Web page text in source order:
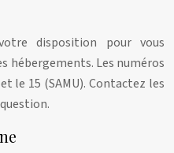
disposition pour vous
hébergements. Les numéros
le 15 (SAMU). Contactez les